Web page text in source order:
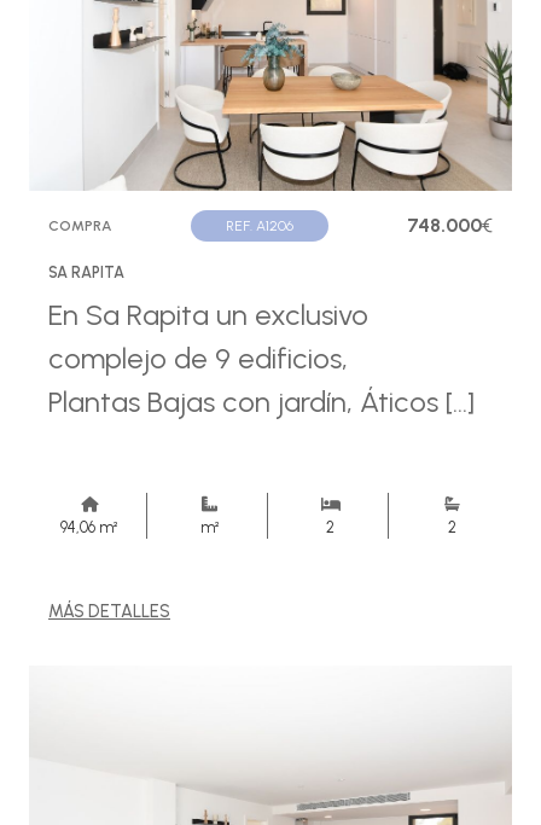
COMPRA REF. A1206 748.000€
SA RAPITA
En Sa Rapita un exclusivo
complejo de 9 edificios,
Plantas Bajas con jardín, Áticos [...]
94,06 m² m² 2 2
MÁS DETALLES